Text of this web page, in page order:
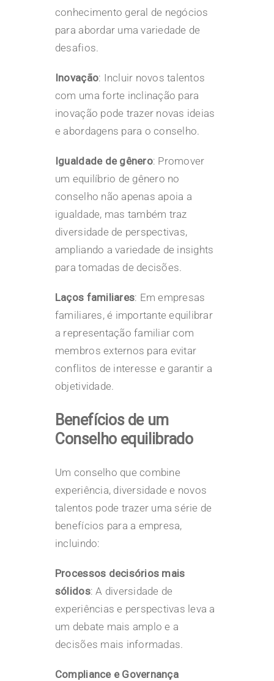
conhecimento geral de negócios
para abordar uma variedade de
desafios.
Inovação: Incluir novos talentos
com uma forte inclinação para
inovação pode trazer novas ideias
e abordagens para o conselho.
Igualdade de gênero: Promover
um equilíbrio de gênero no
conselho não apenas apoia a
igualdade, mas também traz
diversidade de perspectivas,
ampliando a variedade de insights
para tomadas de decisões.
Laços familiares: Em empresas
familiares, é importante equilibrar
a representação familiar com
membros externos para evitar
conflitos de interesse e garantir a
objetividade.
Benefícios de um
Conselho equilibrado
Um conselho que combine
experiência, diversidade e novos
talentos pode trazer uma série de
benefícios para a empresa,
incluindo:
Processos decisórios mais
sólidos: A diversidade de
experiências e perspectivas leva a
um debate mais amplo e a
decisões mais informadas.
Compliance e Governança